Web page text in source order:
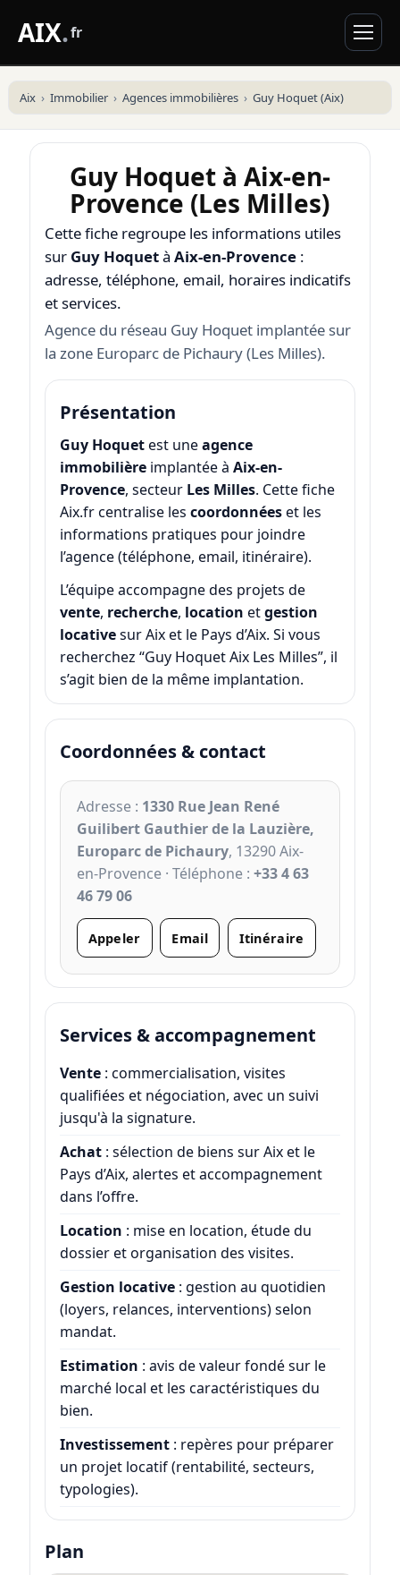
AIX.fr
Aix Immobilier Agences immobilières Guy Hoquet (Aix)
Guy Hoquet à Aix-en-
Provence (Les Milles)
Cette fiche regroupe les informations utiles
sur Guy Hoquetà Aix-en-Provence:
adresse, téléphone, email, horaires indicatifs
et services.
Agence du réseau Guy Hoquet implantée sur
la zone Europarc de Pichaury (Les Milles).
Présentation
Guy Hoquetest uneagence
immobilièreimplantée à Aix-en-
Provence, secteur Les Milles. Cette fiche
Aix.fr centralise les coordonnéeset les
informations pratiques pour joindre
l’agence (téléphone, email, itinéraire).
L’équipe accompagne des projets de
vente, recherche, location etgestion
locativesur Aix et le Pays d’Aix. Si vous
recherchez “Guy Hoquet Aix Les Milles”, il
s’agit bien de la même implantation.
Coordonnées & contact
Adresse : 1330 Rue Jean René
Guilibert Gauthier de la Lauzière,
Europarc de Pichaury, 13290 Aix-
en-Provence · Téléphone : +33 4 63
46 79 06
Appeler Email Itinéraire
Services & accompagnement
Vente: commercialisation, visites
qualifiées et négociation, avec un suivi
jusqu'à la signature.
Achat: sélection de biens sur Aix et le
Pays d’Aix, alertes et accompagnement
dans l’offre.
Location : mise en location, étude du
dossier et organisation des visites.
Gestion locative: gestion au quotidien
(loyers, relances, interventions) selon
mandat.
Estimation : avis de valeur fondé sur le
marché local et les caractéristiques du
bien.
Investissement: repères pour préparer
un projet locatif (rentabilité, secteurs,
typologies).
Plan